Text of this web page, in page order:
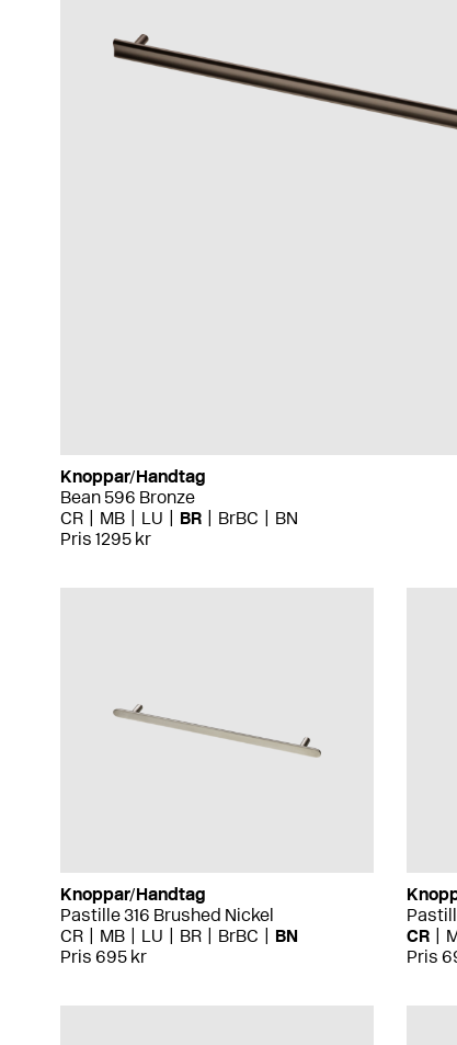
Knoppar/Handtag
Bean 596 Bronze
CR
MB LU BR BrBC
BN
Pris 1295 kr
Knoppar/Handtag
Pastille 316 Brushed Nickel
CR
MB LU BR BrBC
BN
Pris 695 kr
CR
Pris